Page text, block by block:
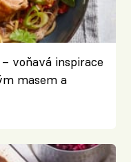
voňavá inspirace
masem a